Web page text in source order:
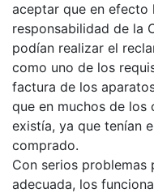
aceptar que en efecto
responsabilidad de la
podían realizar el
como uno de los
factura de los
que en muchos de los
existía, ya que tenían
comprado.
Con serios problemas
adecuada, los